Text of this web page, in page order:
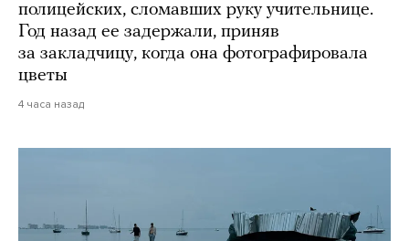
полицейских, сломавших руку учительнице.
Год назад ее задержали, приняв
за закладчицу, когда она фотографировала
цветы
4 часа назад